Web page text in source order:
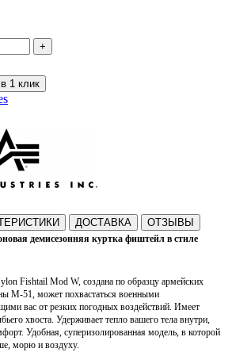
+
1 клик
ДОСТАВКА ОТЗЫВЫ
демисезонняя куртка фиштейл в стиле
Fishtail Mod W, создана по образцу армейских
М-51, может похвастаться военными
вас от резких погодных воздействий. Имеет
хвоста. Удерживает тепло вашего тела внутри,
Удобная, суперизолированная модель, в которой
морю и воздуху.